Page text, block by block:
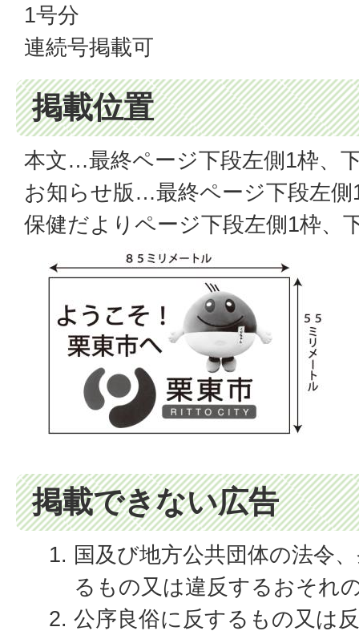
1号分
連続号掲載可
掲載位置
本文…最終ページ下段左側1枠、
お知らせ版…最終ページ下段左側
保健だよりページ下段左側1枠、
掲載できない広告
国及び地方公共団体の法令
るもの又は違反するおそれ
公序良俗に反するもの又は